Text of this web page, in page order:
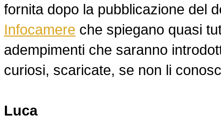
fornita dopo la pubblicazione del
Infocamere che spiegano quasi
adempimenti che saranno
curiosi, scaricate, se non li
Luca